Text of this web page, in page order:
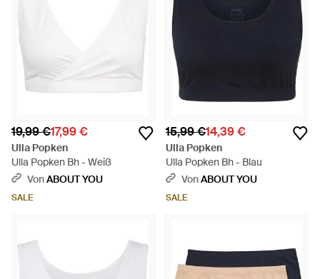
19,99 €17,99 €
Ulla Popken
Ulla Popken Bh - Weiß
VonABOUT YOU
SALE
15,99 €14,39 €
Ulla Popken
Ulla Popken Bh - Blau
VonABOUT YOU
SALE